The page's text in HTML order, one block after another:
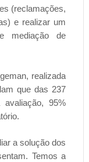
(reclamações,
e realizar um
mediação de
realizada
que das 237
95%
a solução dos
Temos a